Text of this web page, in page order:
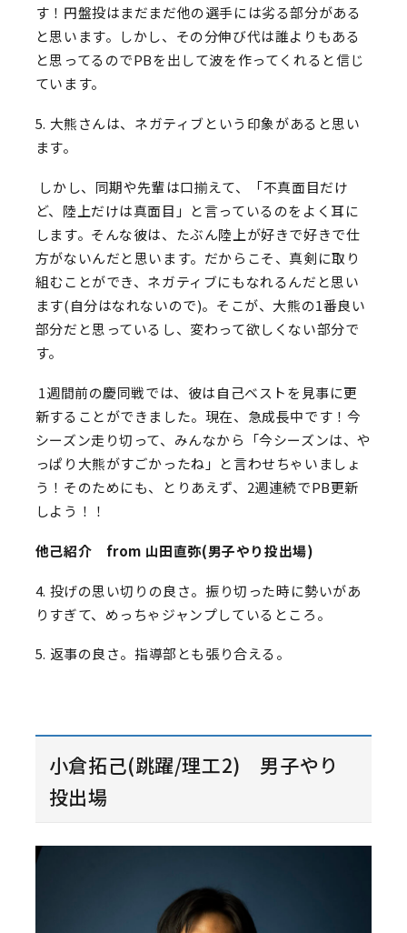
す！円盤投はまだまだ他の選手には劣る部分がある
と思います。しかし、その分伸び代は誰よりもある
と思ってるのでPBを出して波を作ってくれると信じ
ています。
5. 大熊さんは、ネガティブという印象があると思い
ます。
しかし、同期や先輩は口揃えて、「不真面目だけ
ど、陸上だけは真面目」と言っているのをよく耳に
します。そんな彼は、たぶん陸上が好きで好きで仕
方がないんだと思います。だからこそ、真剣に取り
組むことができ、ネガティブにもなれるんだと思い
ます(自分はなれないので)。そこが、大熊の1番良い
部分だと思っているし、変わって欲しくない部分で
す。
1週間前の慶同戦では、彼は自己ベストを見事に更
新することができました。現在、急成長中です！今
シーズン走り切って、みんなから「今シーズンは、や
っぱり大熊がすごかったね」と言わせちゃいましょ
う！そのためにも、とりあえず、2週連続でPB更新
しよう！！
他己紹介 from 山田直弥(男子やり投出場)
4. 投げの思い切りの良さ。振り切った時に勢いがあ
りすぎて、めっちゃジャンプしているところ。
5. 返事の良さ。指導部とも張り合える。
小倉拓己(跳躍/理工2) 男子やり
投出場